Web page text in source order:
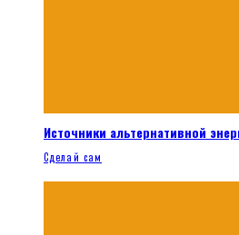
Источники альтернативной
Сделай сам